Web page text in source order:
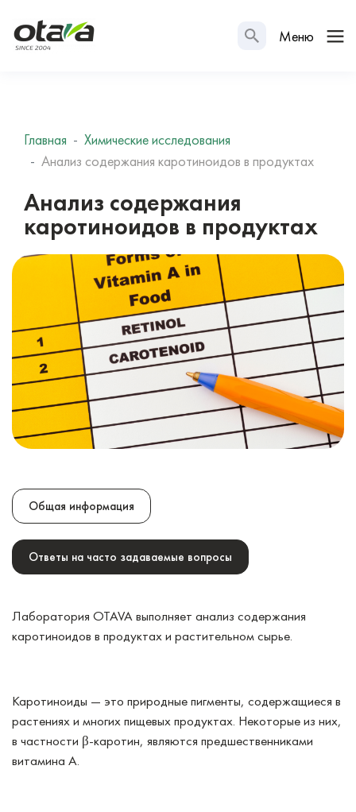
Меню
Главная
Химические исследования
Анализ содержания каротиноидов в продуктах
Анализ содержания
каротиноидов в продуктах
Общая информация
Ответы на часто задаваемые вопросы
Лаборатория OTAVA выполняет анализ содержания
каротиноидов в продуктах и растительном сырье.
Каротиноиды — это природные пигменты, содержащиеся в
растениях и многих пищевых продуктах. Некоторые из них,
в частности β-каротин, являются предшественниками
витамина A.